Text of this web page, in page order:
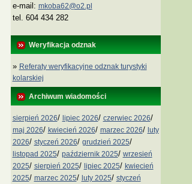
e‑mail: mkoba62@o2.pl
tel. 604 434 282
Weryfikacja odznak
» Referaty weryfikacyjne odznak turystyki
kolarskiej
Archiwum wiadomości
sierpień 2026/ lipiec 2026/ czerwiec 2026/
maj 2026/ kwiecień 2026/ marzec 2026/ luty
2026/ styczeń 2026/ grudzień 2025/
listopad 2025/ październik 2025/ wrzesień
2025/ sierpień 2025/ lipiec 2025/ kwiecień
2025/ marzec 2025/ luty 2025/ styczeń